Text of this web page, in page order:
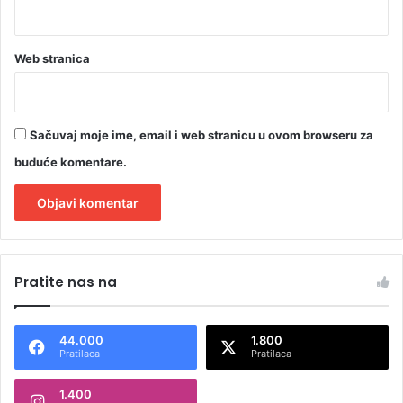
Web stranica
Sačuvaj moje ime, email i web stranicu u ovom browseru za
buduće komentare.
t
n
Pratite nas na
44.000
Pratilaca
1.800
Pratilaca
1.400